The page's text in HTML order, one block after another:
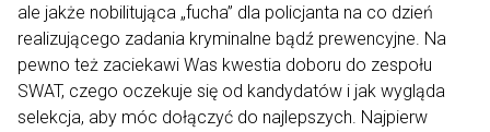
ale jakże nobilitująca „fucha” dla policjanta na co dzień
realizującego zadania kryminalne bądź prewencyjne. Na
pewno też zaciekawi Was kwestia doboru do zespołu
SWAT, czego oczekuje się od kandydatów i jak wygląda
selekcja, aby móc dołączyć do najlepszych. Najpierw